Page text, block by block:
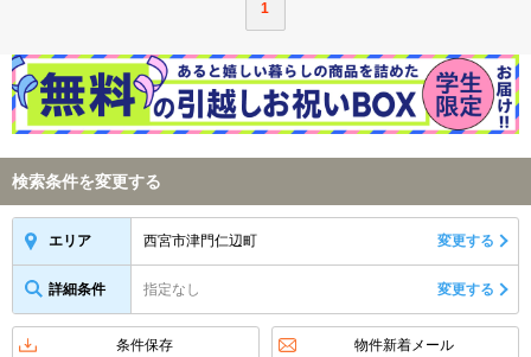
1
検索条件を変更する
エリア 西宮市津門仁辺町 変更する
詳細条件 指定なし 変更する
条件保存 物件新着メール